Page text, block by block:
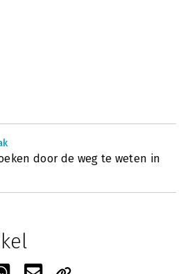
door de weg te weten in